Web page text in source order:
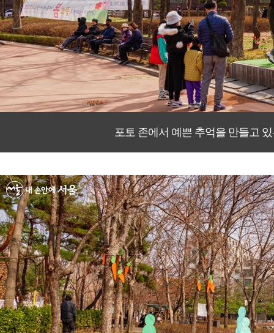
포토 존에서 예쁜 추억을 만들고